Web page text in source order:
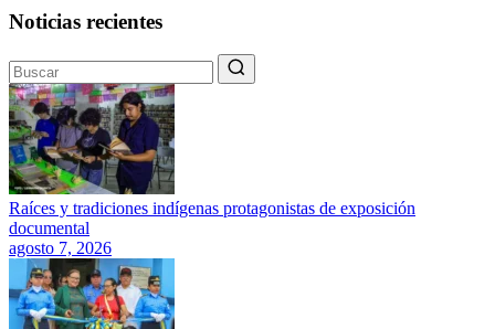
Noticias recientes
Raíces y tradiciones indígenas protagonistas de exposición
documental
agosto 7, 2026